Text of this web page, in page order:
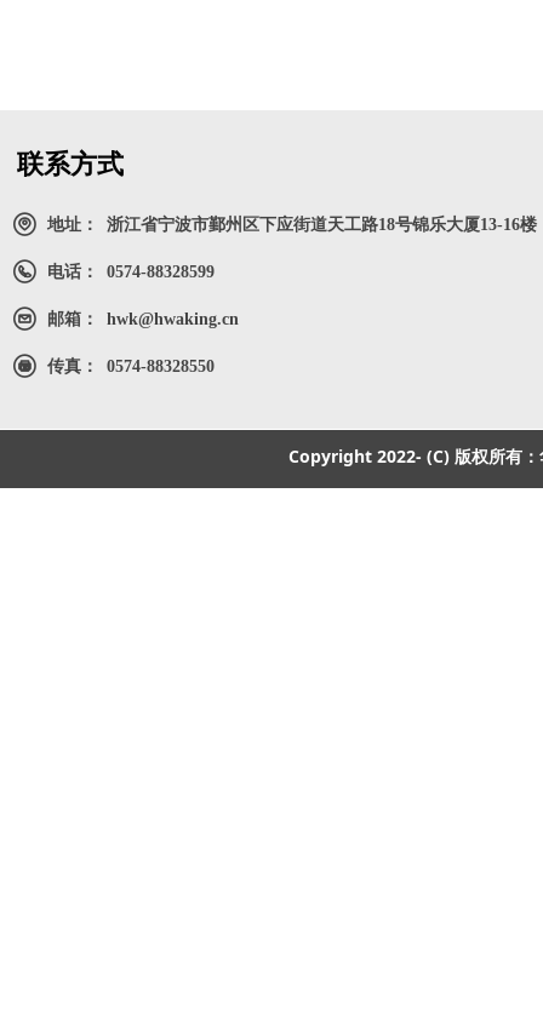
Copyright 2022- (C) 版权所有
地址： 浙江省宁波市鄞州区下应街道天工路18号锦乐大厦13-16楼
电话： 0574-88328599
邮箱： hwk@hwaking.cn
传真： 0574-88328550
联系方式